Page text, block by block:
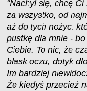
"Nachyl się, chcę
za wszystko, od
aż do tych nożyc,
pustkę dla mnie -
Ciebie. To nic, że
blask oczu, dotyk
Im bardziej
Że kiedyś przecież